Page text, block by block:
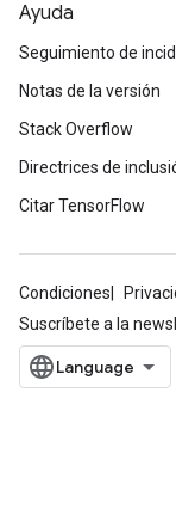
Ayuda
Seguimiento de
Notas de la versión
Stack Overflow
Directrices de
Citar TensorFlow
Condiciones
Suscríbete a la